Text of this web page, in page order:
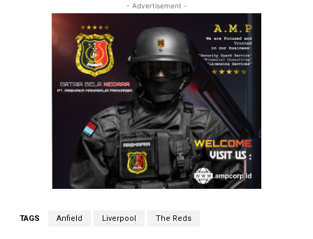
- Advertisement -
TAGS Anfield Liverpool The Reds